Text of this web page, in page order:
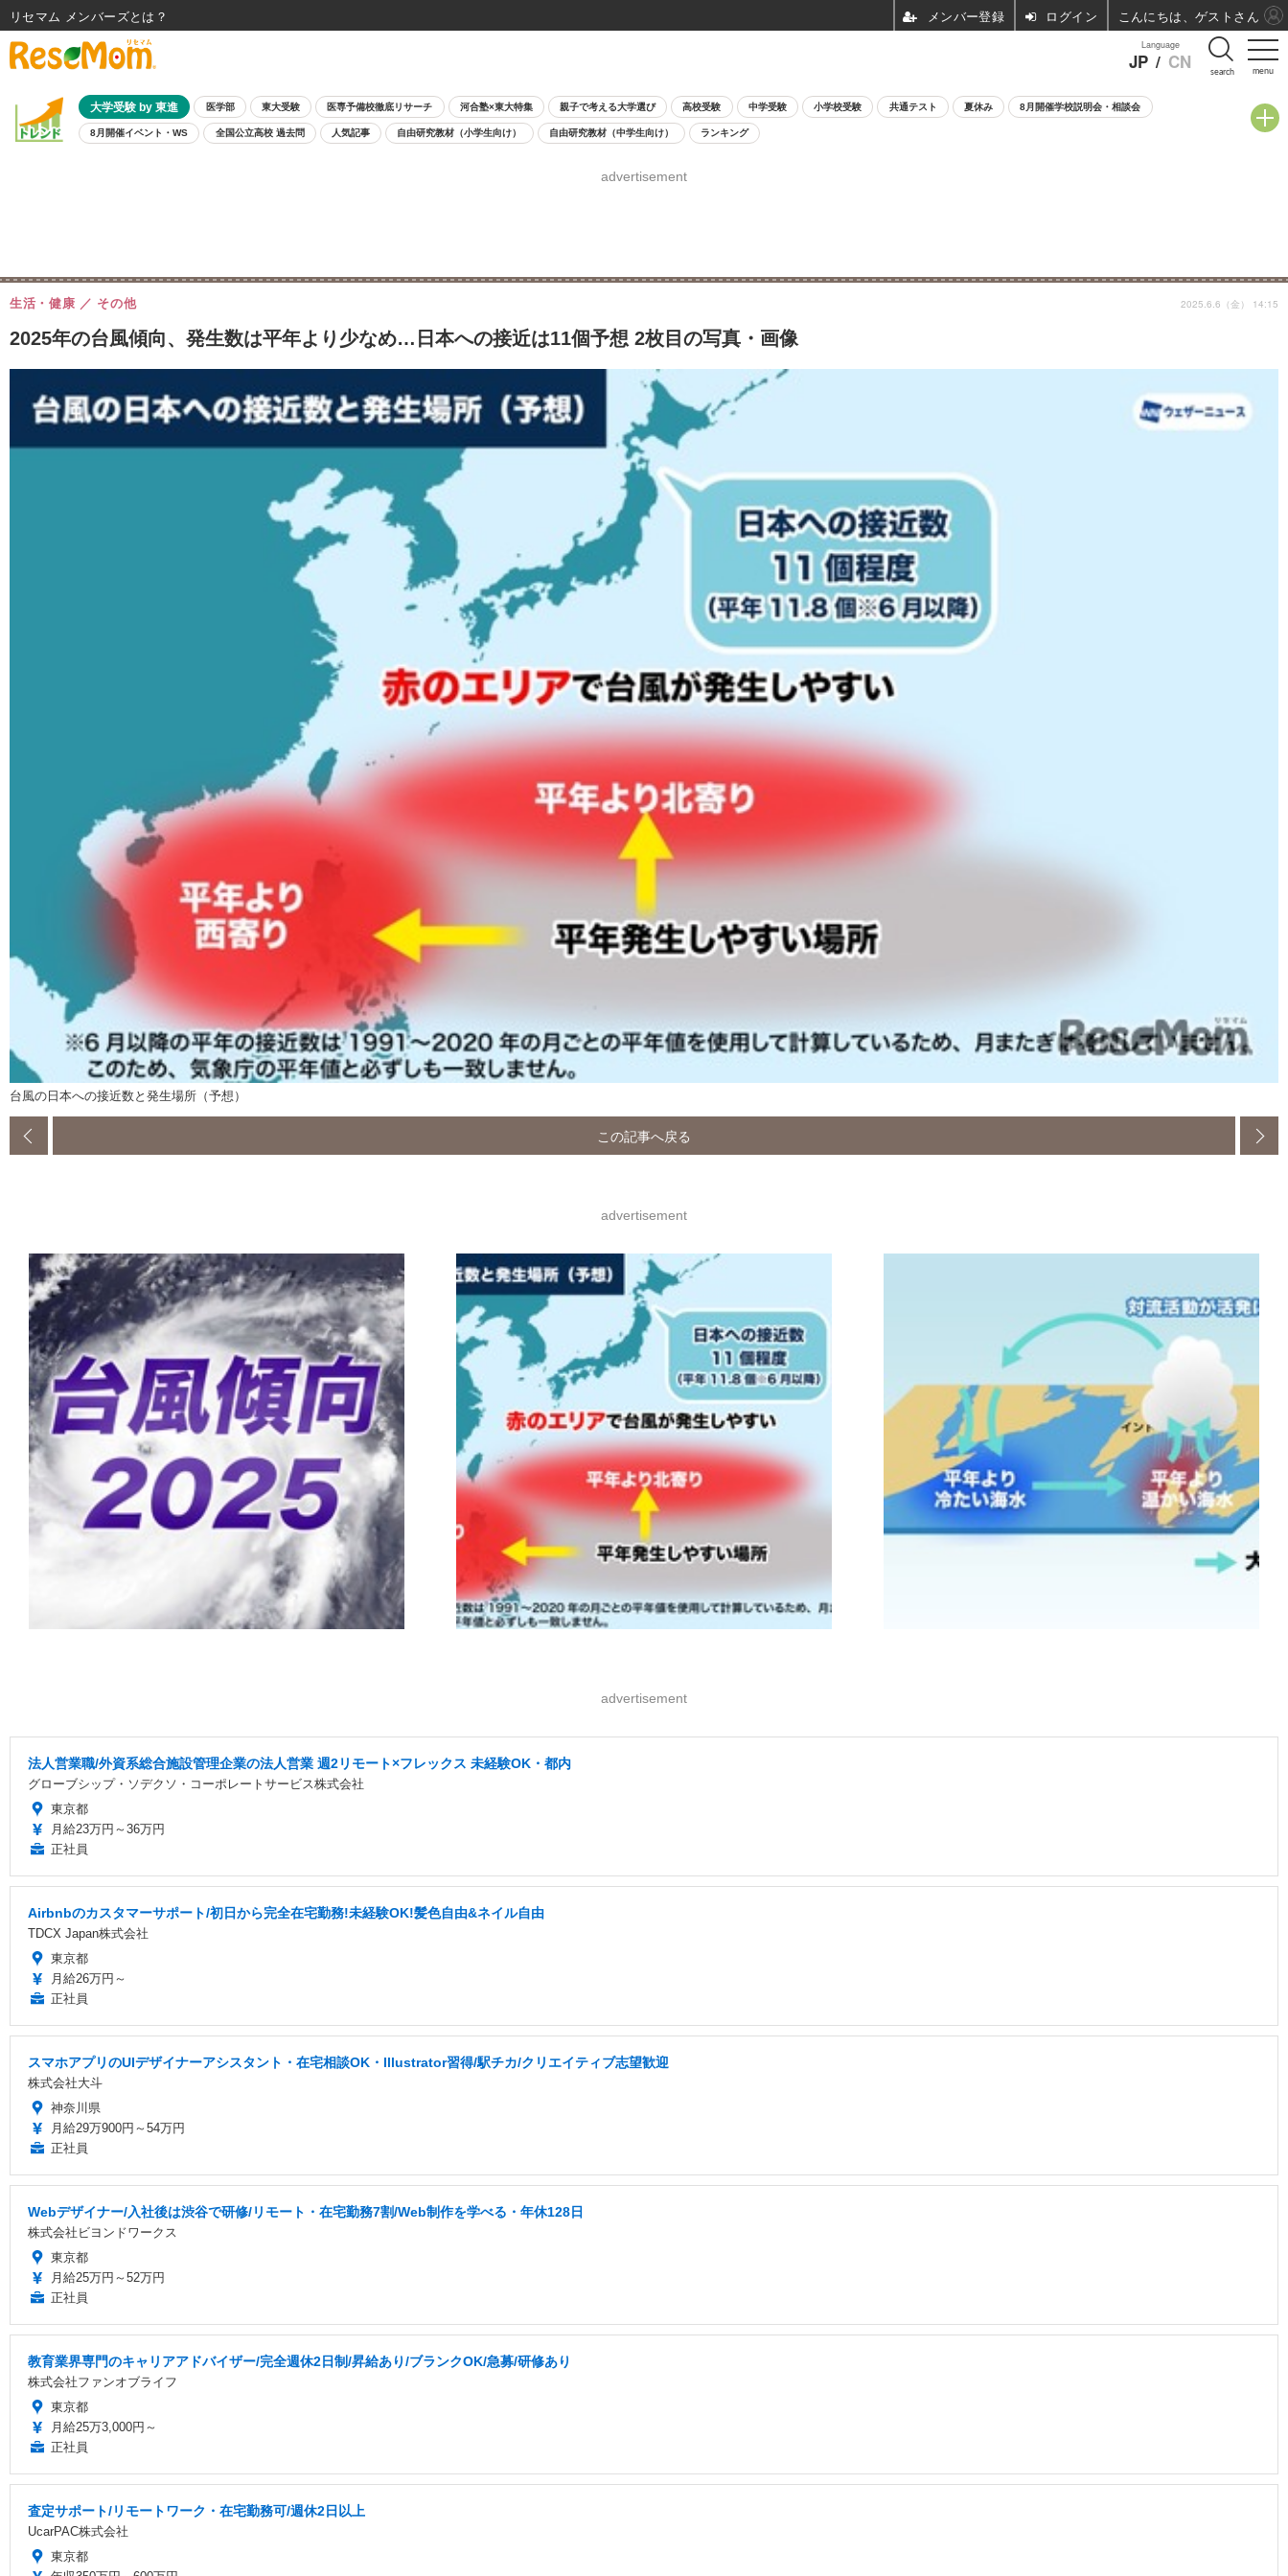
menu
Language
JP / CN search
大学受験 by 東進 医学部 東大受験 医専予備校徹底リサーチ 河合塾×東大特集 親子で考える大学選び 高校受験 中学受験 小学校受験 共通テスト 夏休み 8月開催学校説明会・相談会
8月開催イベント・WS 全国公立高校 過去問 人気記事 自由研究教材（小学生向け） 自由研究教材（中学生向け） ランキング
advertisement
2025年の台風傾向、発生数は平年より少なめ…日本への接近は11個予想 2枚目の写真・画像
生活・健康 その他 2025.6.6（金） 14:15
台風の日本への接近数と発生場所（予想）
この記事へ戻る
advertisement
advertisement
法人営業職/外資系総合施設管理企業の法人営業 週2リモート×フレックス 未経験OK・都内
グローブシップ・ソデクソ・コーポレートサービス株式会社
東京都
月給23万円～36万円
正社員
Airbnbのカスタマーサポート/初日から完全在宅勤務!未経験OK!髪色自由&ネイル自由
TDCX Japan株式会社
東京都
月給26万円～
正社員
スマホアプリのUIデザイナーアシスタント・在宅相談OK・Illustrator習得/駅チカ/クリエイティブ志望歓迎
株式会社大斗
神奈川県
月給29万900円～54万円
正社員
Webデザイナー/入社後は渋谷で研修/リモート・在宅勤務7割/Web制作を学べる・年休128日
株式会社ビヨンドワークス
東京都
月給25万円～52万円
正社員
教育業界専門のキャリアアドバイザー/完全週休2日制/昇給あり/ブランクOK/急募/研修あり
株式会社ファンオブライフ
東京都
月給25万3,000円～
正社員
査定サポート/リモートワーク・在宅勤務可/週休2日以上
UcarPAC株式会社
東京都
リセマム メンバーズ ログイン こんにちは、ゲストさん